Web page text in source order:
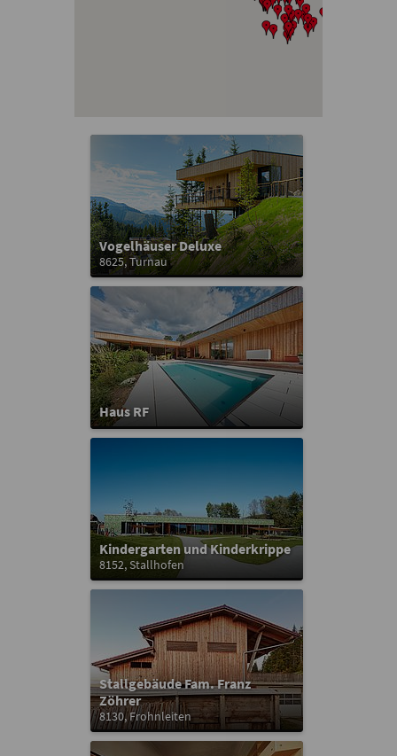
Vogelhäuser Deluxe
8625, Turnau
Haus RF
Kindergarten und Kinderkrippe
8152, Stallhofen
Stallgebäude Fam. Franz
Zöhrer
8130, Frohnleiten